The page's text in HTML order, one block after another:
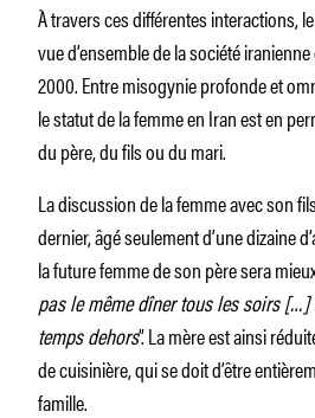
À travers ces différentes interactions,
vue d’ensemble de la société
2000. Entre misogynie profonde et
le statut de la femme en Iran est en
du père, du fils ou du mari.
La discussion de la femme avec son
dernier, âgé seulement d’une dizaine
la future femme de son père sera
pas le même dîner tous les soirs
temps dehors”. La mère est ainsi
de cuisinière, qui se doit d’être
famille.